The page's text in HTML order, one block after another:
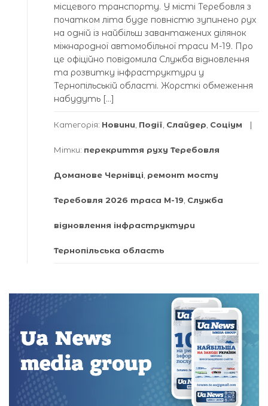
місцевого транспорту. У місті Теребовля з
початком літа буде повністю зупинено рух
на одній із найбільш завантажених ділянок
міжнародної автомобільної траси М-19. Про
це офіційно повідомила Служба відновлення
та розвитку інфраструктури у
Тернопільській області. Жорсткі обмеження
набудуть […]
Категорія: Новини Події Слайдер Соціум
Мітки: перекриття руху Теребовля
Доманове Чернівці ремонт мосту
Теребовля 2026 траса М-19 Служба
відновлення інфраструктури
Тернопільська область